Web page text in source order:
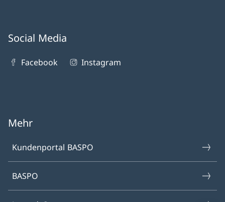
Social Media
Facebook Instagram
Mehr
Kundenportal BASPO
BASPO